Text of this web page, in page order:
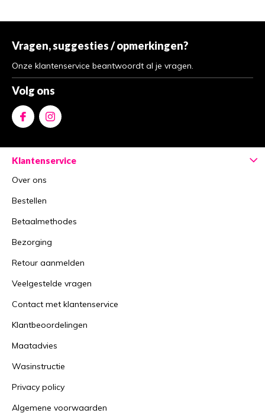
Vragen, suggesties / opmerkingen?
Onze klantenservice beantwoordt al je vragen.
Volg ons
Klantenservice
Over ons
Bestellen
Betaalmethodes
Bezorging
Retour aanmelden
Veelgestelde vragen
Contact met klantenservice
Klantbeoordelingen
Maatadvies
Wasinstructie
Privacy policy
Algemene voorwaarden